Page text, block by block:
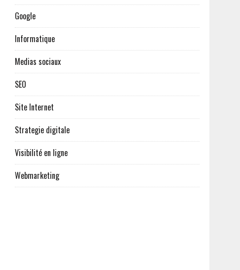
Google
Informatique
Medias sociaux
SEO
Site Internet
Strategie digitale
Visibilité en ligne
Webmarketing